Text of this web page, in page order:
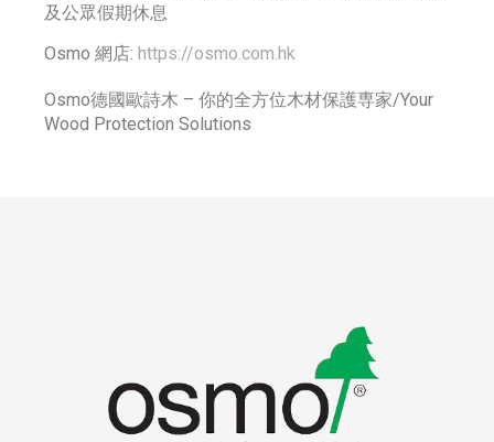
及公眾假期休息
Osmo 網店: https://osmo.com.hk
Osmo德國歐詩木 – 你的全方位木材保護専家/Your
Wood Protection Solutions